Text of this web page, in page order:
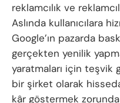
reklamcılık ve
Aslında kullanıcılara
Google’ın pazarda
gerçekten yenilik
yaratmaları için teşvik
bir şirket olarak
kâr göstermek